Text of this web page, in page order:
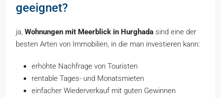
geeignet?
ja, Wohnungen mit Meerblick in Hurghada sind eine der
besten Arten von Immobilien, in die man investieren kann:
erhöhte Nachfrage von Touristen
rentable Tages- und Monatsmieten
einfacher Wiederverkauf mit guten Gewinnen